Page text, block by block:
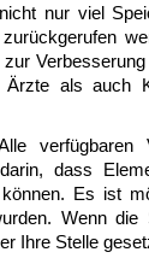
nur viel
als auch
dass
Es ist
Wenn
Ihre Stelle